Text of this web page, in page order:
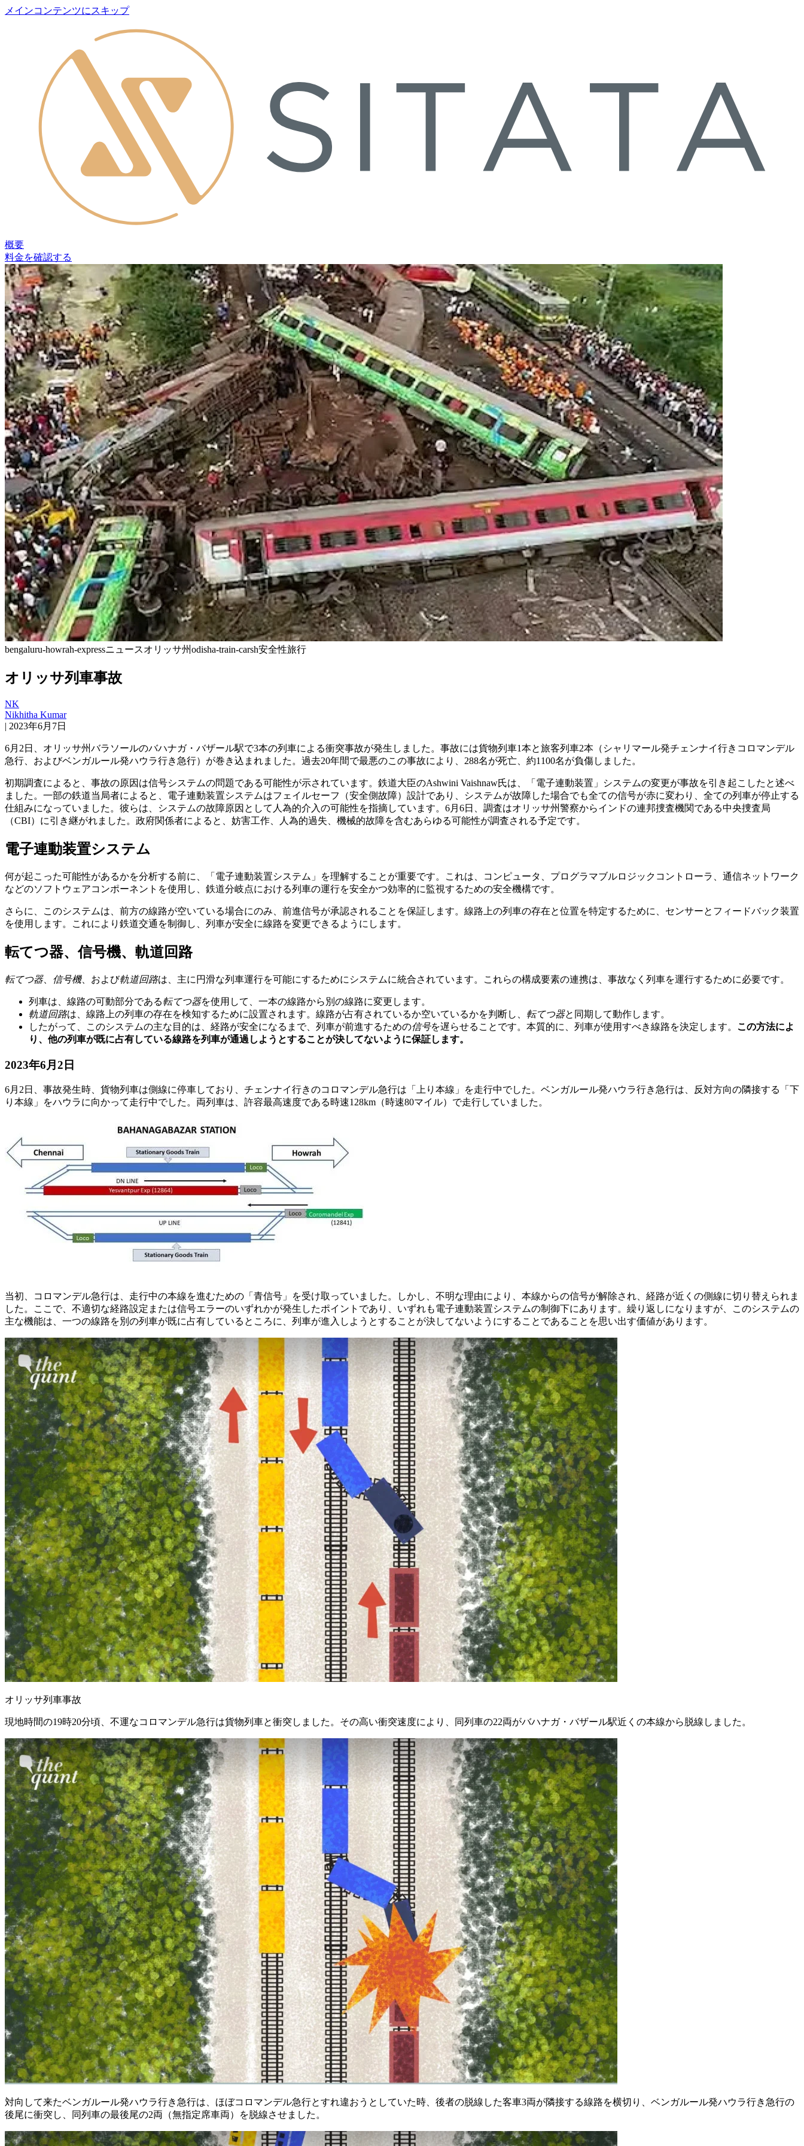
メインコンテンツにスキップ
概要
料金を確認する
bengaluru-howrah-expressニュースオリッサ州odisha-train-carsh安全性旅行
オリッサ列車事故
NK
Nikhitha Kumar
| 2023年6月7日
6月2日、オリッサ州バラソールのバハナガ・バザール駅で3本の列車による衝突事故が発生しました。事故には貨物列車1本と旅客列車2本（シャリマール発チェンナイ行きコロマンデル
急行、およびベンガルール発ハウラ行き急行）が巻き込まれました。過去20年間で最悪のこの事故により、288名が死亡、約1100名が負傷しました。
初期調査によると、事故の原因は信号システムの問題である可能性が示されています。鉄道大臣のAshwini Vaishnaw氏は、「電子連動装置」システムの変更が事故を引き起こしたと述べ
ました。一部の鉄道当局者によると、電子連動装置システムはフェイルセーフ（安全側故障）設計であり、システムが故障した場合でも全ての信号が赤に変わり、全ての列車が停止する
仕組みになっていました。彼らは、システムの故障原因として人為的介入の可能性を指摘しています。6月6日、調査はオリッサ州警察からインドの連邦捜査機関である中央捜査局
（CBI）に引き継がれました。政府関係者によると、妨害工作、人為的過失、機械的故障を含むあらゆる可能性が調査される予定です。
電子連動装置システム
何が起こった可能性があるかを分析する前に、「電子連動装置システム」を理解することが重要です。これは、コンピュータ、プログラマブルロジックコントローラ、通信ネットワーク
などのソフトウェアコンポーネントを使用し、鉄道分岐点における列車の運行を安全かつ効率的に監視するための安全機構です。
さらに、このシステムは、前方の線路が空いている場合にのみ、前進信号が承認されることを保証します。線路上の列車の存在と位置を特定するために、センサーとフィードバック装置
を使用します。これにより鉄道交通を制御し、列車が安全に線路を変更できるようにします。
転てつ器、信号機、軌道回路
転てつ器、 信号機、および軌道回路は、主に円滑な列車運行を可能にするためにシステムに統合されています。これらの構成要素の連携は、事故なく列車を運行するために必要です。
列車は、線路の可動部分である転てつ器を使用して、一本の線路から別の線路に変更します。
軌道回路は、線路上の列車の存在を検知するために設置されます。線路が占有されているか空いているかを判断し、 転てつ器と同期して動作します。
したがって、このシステムの主な目的は、経路が安全になるまで、列車が前進するための信号を遅らせることです。本質的に、列車が使用すべき線路を決定します。 この方法によ
り、他の列車が既に占有している線路を列車が通過しようとすることが決してないように保証します。
2023年6月2日
6月2日、事故発生時、貨物列車は側線に停車しており、チェンナイ行きのコロマンデル急行は「上り本線」を走行中でした。ベンガルール発ハウラ行き急行は、反対方向の隣接する「下
り本線」をハウラに向かって走行中でした。両列車は、許容最高速度である時速128km（時速80マイル）で走行していました。
当初、コロマンデル急行は、走行中の本線を進むための「青信号」を受け取っていました。しかし、不明な理由により、本線からの信号が解除され、経路が近くの側線に切り替えられま
した。ここで、不適切な経路設定または信号エラーのいずれかが発生したポイントであり、いずれも電子連動装置システムの制御下にあります。繰り返しになりますが、このシステムの
主な機能は、一つの線路を別の列車が既に占有しているところに、列車が進入しようとすることが決してないようにすることであることを思い出す価値があります。
オリッサ列車事故
現地時間の19時20分頃、不運なコロマンデル急行は貨物列車と衝突しました。その高い衝突速度により、同列車の22両がバハナガ・バザール駅近くの本線から脱線しました。
対向して来たベンガルール発ハウラ行き急行は、ほぼコロマンデル急行とすれ違おうとしていた時、後者の脱線した客車3両が隣接する線路を横切り、ベンガルール発ハウラ行き急行の
後尾に衝突し、同列車の最後尾の2両（無指定席車両）を脱線させました。